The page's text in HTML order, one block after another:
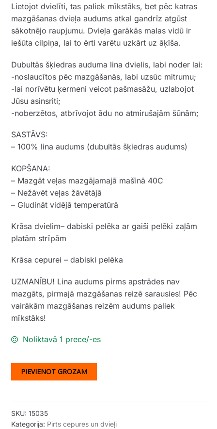
Lietojot dvielīti, tas paliek mīkstāks, bet pēc katras
mazgāšanas dvieļa audums atkal gandrīz atgūst
sākotnējo raupjumu. Dvieļa garākās malas vidū ir
iešūta cilpiņa, lai to ērti varētu uzkārt uz āķīša.
Dubultās šķiedras auduma lina dvielis, labi noder lai:
-noslaucītos pēc mazgāšanās, labi uzsūc mitrumu;
-lai norīvētu ķermeni veicot pašmasāžu, uzlabojot
Jūsu asinsriti;
-noberzētos, atbrīvojot ādu no atmirušajām šūnām;
SASTĀVS:
– 100% lina audums (dubultās šķiedras audums)
KOPŠANA:
– Mazgāt veļas mazgājamajā mašīnā 40C
– Nežāvēt veļas žāvētājā
– Gludināt vidējā temperatūrā
Krāsa dvielim– dabiski pelēka ar gaiši pelēki zaļām
platām strīpām
Krāsa cepurei – dabiski pelēka
UZMANĪBU! Lina audums pirms apstrādes nav
mazgāts, pirmajā mazgāšanas reizē sarausies! Pēc
vairākām mazgāšanas reizēm audums paliek
mīkstāks!
Noliktavā 1 prece/-es
PIEVIENOT GROZAM
SKU: 15035
Kategorija: Pirts cepures un dvieļi